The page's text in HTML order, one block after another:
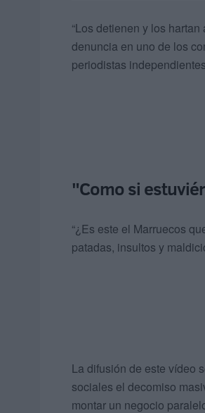
“Los detienen y los
denuncia en uno de los
periodistas
"Como si
“¿Es este el Marruecos
patadas, insultos y
La difusión de este vídeo
sociales el decomiso
montar un negocio